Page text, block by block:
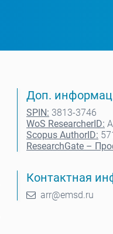
Доп.
SPIN: 3813-3746
WoS ResearcherID:
Scopus AuthorID:
ResearchGate –
Контактная
arr@emsd.ru